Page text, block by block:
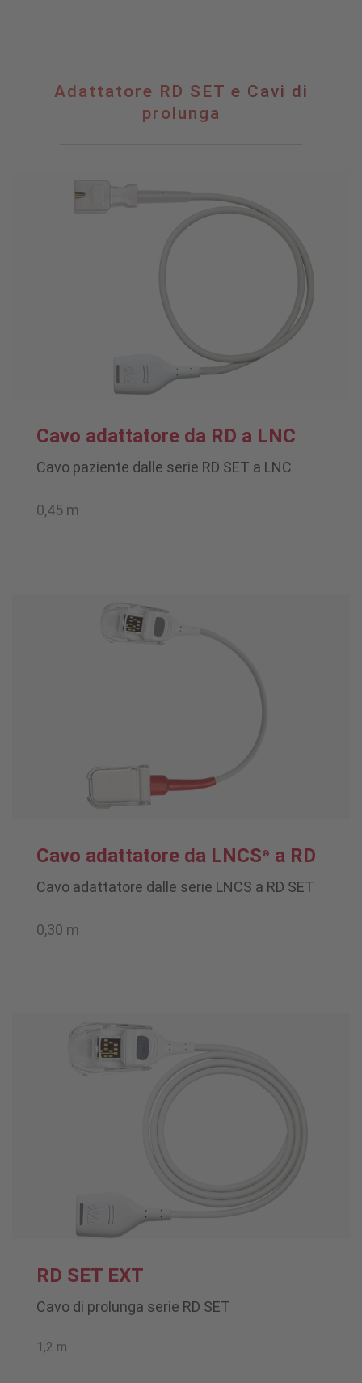
AdattatoreAdattatore RD SET e Cavi di
prolunga
Cavo adattatore da RD a LNC
Cavo paziente dalle serie RD SET a LNC
0,45 m
Cavo adattatore da LNCS® a RD
Cavo adattatore dalle serie LNCS a RD SET
0,30 m
RD SET EXT
Cavo di prolunga serie RD SET
1,2 m